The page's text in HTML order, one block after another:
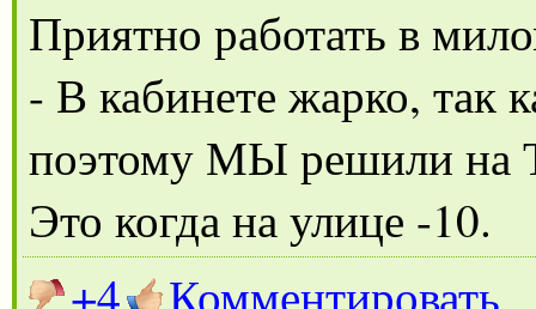
Приятно работать в
- В кабинете жарко, так
поэтому МЫ решили на
Это когда на улице -10.
+4
Комментировать